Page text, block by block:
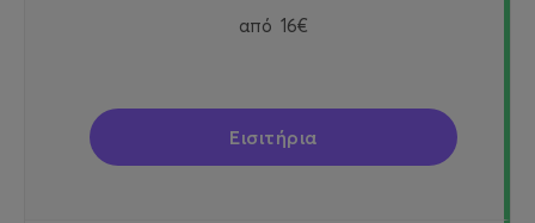
από 16€
Εισιτήρια